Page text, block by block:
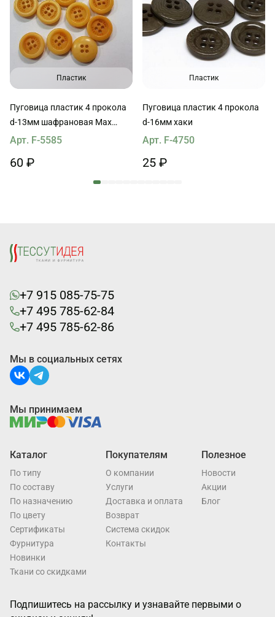
Пластик
Пуговица пластик 4 прокола
d-13мм шафрановая Max
Mara
Арт. F-5585
60 ₽
Пластик
Пуговица пластик 4 прокола
d-16мм хаки
Арт. F-4750
25 ₽
+7 915 085-75-75
+7 495 785-62-84
+7 495 785-62-86
Каталог
По типу
По составу
По назначению
По цвету
Cертификаты
Фурнитура
Новинки
Ткани со скидками
Покупателям
О компании
Услуги
Доставка и оплата
Возврат
Система скидок
Контакты
Полезное
Новости
Акции
Блог
Подпишитесь на рассылку и узнавайте первыми о
Мы в социальных сетях
Мы принимаем